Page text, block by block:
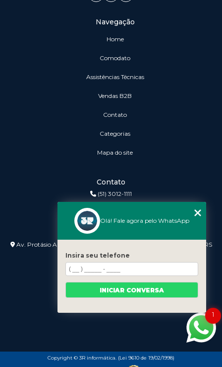
Navegação
Home
Comodato
Assistências Técnicas
vendas B2B
Contato
Categorias
Mapa do site
Contato
(51) 3012-1111
Endereço
Av. Protásio Alves nº 3240 Lojas 7 e 8 - Petrópolis - Porto Alegre - RS
- 90410-007
Copyright © 3R informática. (Lei 9610 de 19/02/1998)
1
Olá! Fale agora pelo WhatsApp
Insira seu telefone
INICIAR CONVERSA